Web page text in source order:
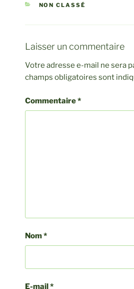
CATÉGORIES
NON CLASSÉ
Laisser un commentaire
Votre adresse e-mail ne sera
champs obligatoires sont
Commentaire*
Nom*
E-mail*